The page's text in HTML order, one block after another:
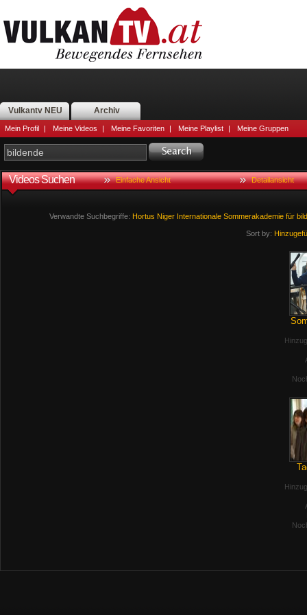
Vulkantv NEU Archiv
Mein Profil | Meine Videos | Meine Favoriten | Meine Playlist | Meine Gruppen
Videos Suchen Einfache Ansicht Detailansicht
Verwandte Suchbegriffe: Hortus Niger Internationale Sommerakademie für
Sort by: